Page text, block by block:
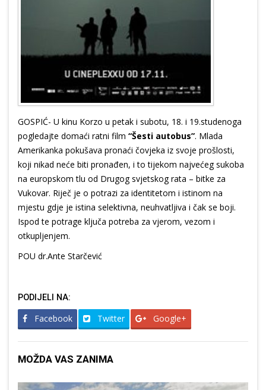
GOSPIĆ- U kinu Korzo u petak i subotu, 18. i 19.studenoga
pogledajte domaći ratni film “Šesti autobus”. Mlada
Amerikanka pokušava pronaći čovjeka iz svoje prošlosti,
koji nikad neće biti pronađen, i to tijekom najvećeg sukoba
na europskom tlu od Drugog svjetskog rata – bitke za
Vukovar. Riječ je o potrazi za identitetom i istinom na
mjestu gdje je istina selektivna, neuhvatljiva i čak se boji.
Ispod te potrage ključa potreba za vjerom, vezom i
otkupljenjem.
POU dr.Ante Starčević
PODIJELI NA:
Facebook Twitter Google+
MOŽDA VAS ZANIMA